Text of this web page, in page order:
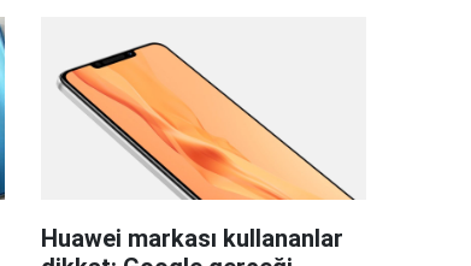
Huawei markası kullananlar